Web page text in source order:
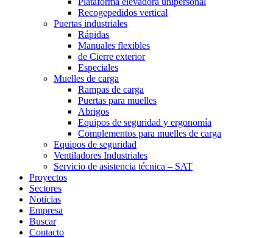
Recogepedidos vertical
Puertas industriales
Rápidas
Manuales flexibles
de Cierre exterior
Especiales
Muelles de carga
Rampas de carga
Puertas para muelles
Abrigos
Equipos de seguridad y ergonomía
Complementos para muelles de carga
Equipos de seguridad
Ventiladores Industriales
Servicio de asistencia técnica – SAT
Proyectos
Sectores
Noticias
Empresa
Buscar
Contacto